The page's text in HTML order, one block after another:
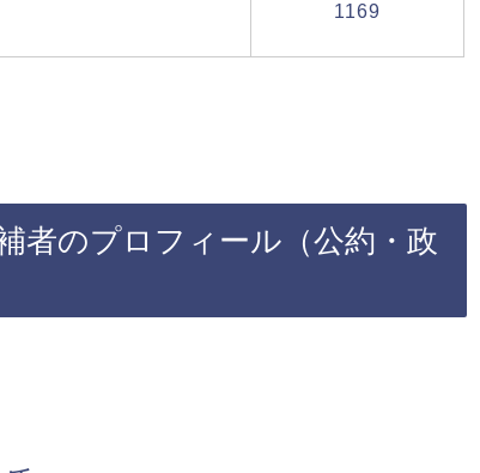
1169
者のプロフィール（公約・政